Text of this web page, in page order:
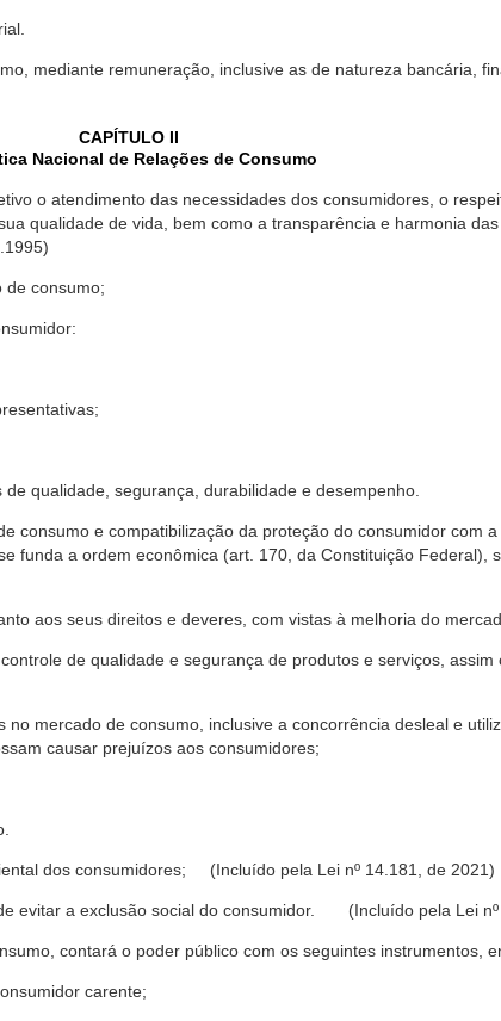
mediante remuneração, inclusive as de natureza bancária,
CAPÍTULO II
Nacional de Relações de Consumo
o atendimento das necessidades dos consumidores, o
qualidade de vida, bem como a transparência e harmonia
de consumo;
qualidade, segurança, durabilidade e desempenho.
consumo e compatibilização da proteção do consumidor com
funda a ordem econômica (art. 170, da Constituição Federal),
aos seus direitos e deveres, com vistas à melhoria do
de qualidade e segurança de produtos e serviços,
mercado de consumo, inclusive a concorrência desleal e
causar prejuízos aos consumidores;
dos consumidores; (Incluído pela Lei nº 14.181, de 2021)
evitar a exclusão social do consumidor. (Incluído pela Lei
contará o poder público com os seguintes instrumentos,
carente;